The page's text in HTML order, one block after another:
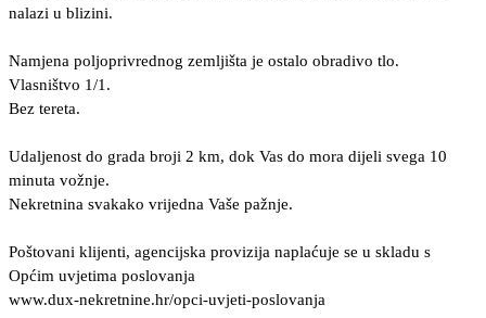
nalazi u blizini.
Namjena poljoprivrednog zemljišta je ostalo obradivo tlo.
Vlasništvo 1/1.
Bez tereta.
Udaljenost do grada broji 2 km, dok Vas do mora dijeli svega 10
minuta vožnje.
Nekretnina svakako vrijedna Vaše pažnje.
Poštovani klijenti, agencijska provizija naplaćuje se u skladu s
Općim uvjetima poslovanja
www.dux-nekretnine.hr/opci-uvjeti-poslovanja